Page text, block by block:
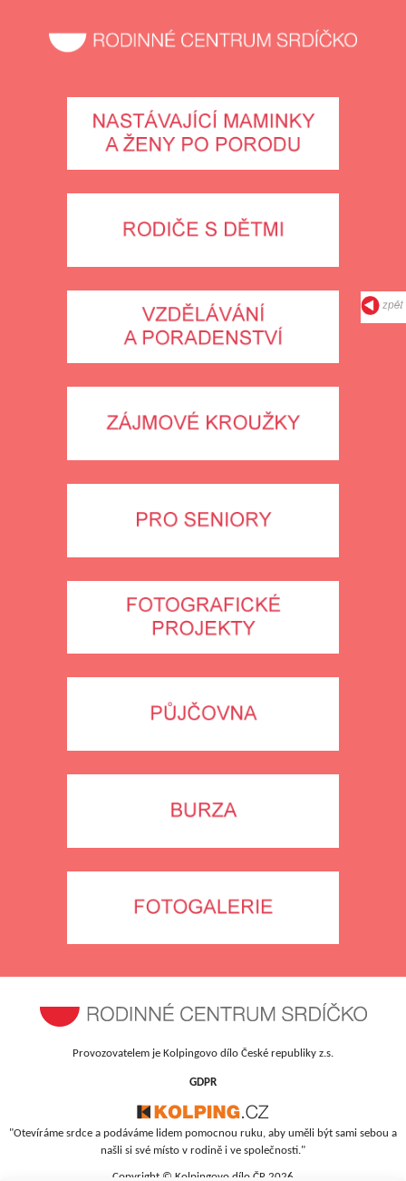
Provozovatelem je Kolpingovo dílo České republiky z.s.
GDPR
"Otevíráme srdce a podáváme lidem pomocnou ruku, aby uměli být sami sebou a
našli si své místo v rodině i ve společnosti."
Copyright © Kolpingovo dílo ČR 2026